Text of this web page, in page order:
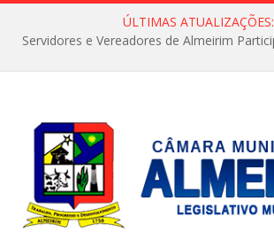
ÚLTIMAS ATUALIZAÇÕES: